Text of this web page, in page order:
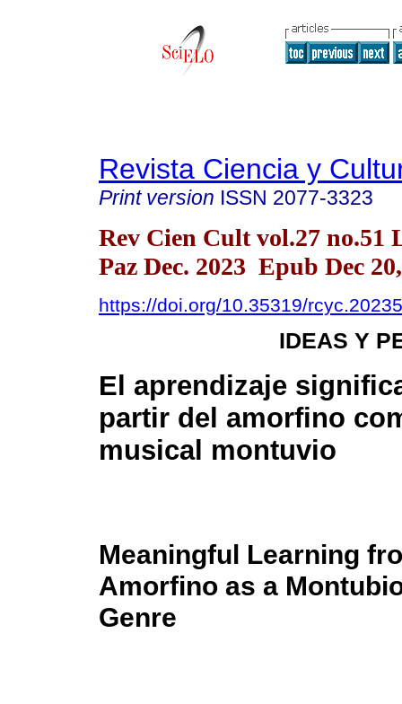
Revista Ciencia y
Print version ISSN 2077-3323
Rev Cien Cult vol.27 no.51
Paz Dec. 2023 Epub Dec
https://doi.org/10.35319/
IDEAS Y
El aprendizaje
partir del amorfino
musical montuvio
Meaningful Learning
Amorfino as a
Genre